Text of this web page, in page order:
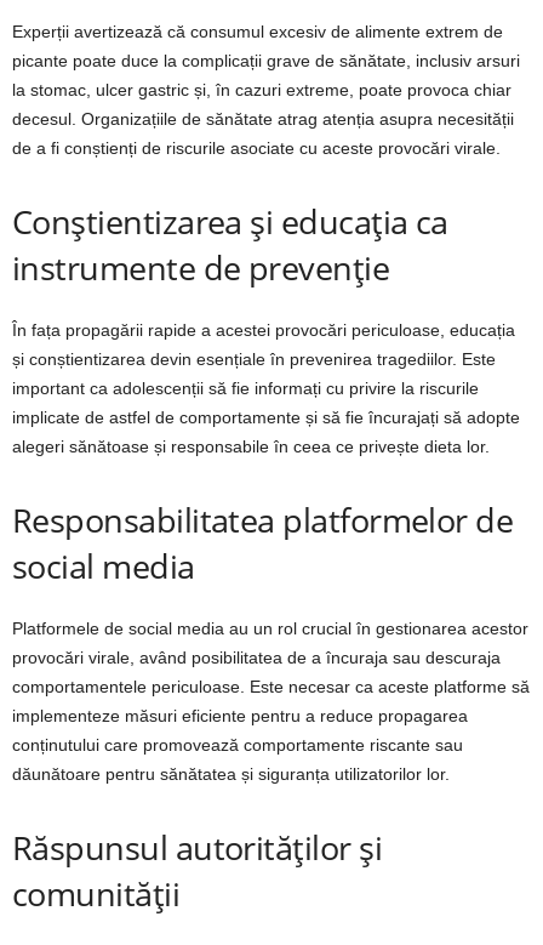
Experții avertizează că consumul excesiv de alimente extrem de
picante poate duce la complicații grave de sănătate, inclusiv arsuri
la stomac, ulcer gastric și, în cazuri extreme, poate provoca chiar
decesul. Organizațiile de sănătate atrag atenția asupra necesității
de a fi conștienți de riscurile asociate cu aceste provocări virale.
Conștientizarea și educația ca
instrumente de prevenție
În fața propagării rapide a acestei provocări periculoase, educația
și conștientizarea devin esențiale în prevenirea tragediilor. Este
important ca adolescenții să fie informați cu privire la riscurile
implicate de astfel de comportamente și să fie încurajați să adopte
alegeri sănătoase și responsabile în ceea ce privește dieta lor.
Responsabilitatea platformelor de
social media
Platformele de social media au un rol crucial în gestionarea acestor
provocări virale, având posibilitatea de a încuraja sau descuraja
comportamentele periculoase. Este necesar ca aceste platforme să
implementeze măsuri eficiente pentru a reduce propagarea
conținutului care promovează comportamente riscante sau
dăunătoare pentru sănătatea și siguranța utilizatorilor lor.
Răspunsul autorităților și
comunității